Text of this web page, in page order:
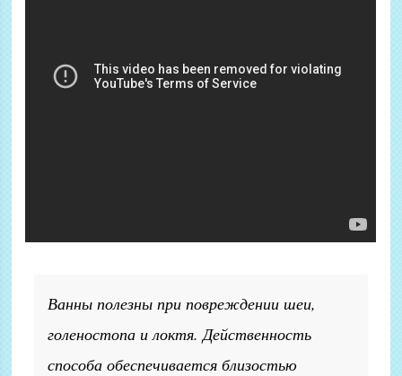
Ванны полезны при повреждении шеи,
голеностопа и локтя. Действенность
способа обеспечивается близостью